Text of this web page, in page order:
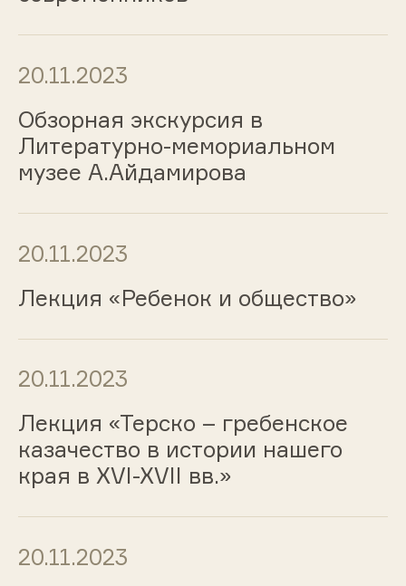
20.11.2023
Обзорная экскурсия в
Литературно-мемориальном
музее А.Айдамирова
20.11.2023
Лекция «Ребенок и общество»
20.11.2023
Лекция «Терско – гребенское
казачество в истории нашего
края в XVI-XVII вв.»
20.11.2023